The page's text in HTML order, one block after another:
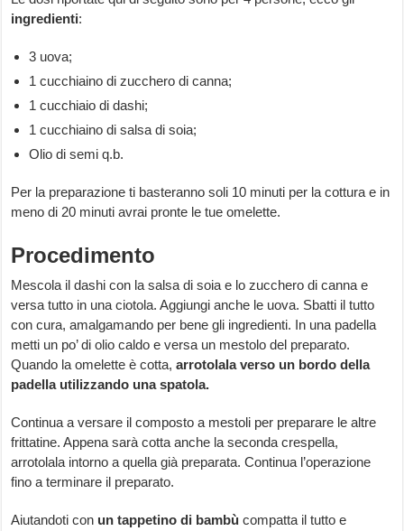
ingredienti:
3 uova;
1 cucchiaino di zucchero di canna;
1 cucchiaio di dashi;
1 cucchiaino di salsa di soia;
Olio di semi q.b.
Per la preparazione ti basteranno soli 10 minuti per la cottura e in
meno di 20 minuti avrai pronte le tue omelette.
Procedimento
Mescola il dashi con la salsa di soia e lo zucchero di canna e
versa tutto in una ciotola. Aggiungi anche le uova. Sbatti il tutto
con cura, amalgamando per bene gli ingredienti. In una padella
metti un po’ di olio caldo e versa un mestolo del preparato.
Quando la omelette è cotta, arrotolala verso un bordo della
padella utilizzando una spatola.
Continua a versare il composto a mestoli per preparare le altre
frittatine. Appena sarà cotta anche la seconda crespella,
arrotolala intorno a quella già preparata. Continua l’operazione
fino a terminare il preparato.
Aiutandoti con un tappetino di bambù compatta il tutto e